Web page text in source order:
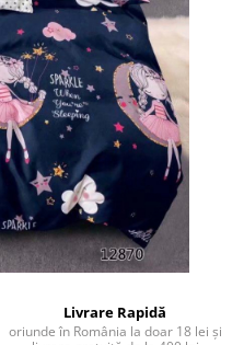
Livrare Rapidă
oriunde în România la doar 18 lei și